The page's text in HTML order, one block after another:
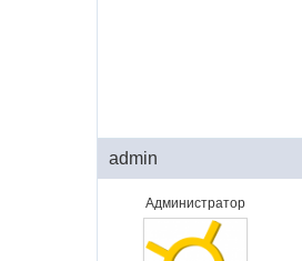
admin
Администратор